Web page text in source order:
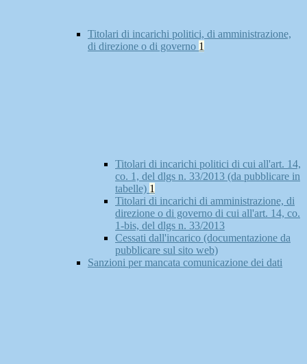
Titolari di incarichi politici, di amministrazione,
di direzione o di governo 1
Titolari di incarichi politici di cui all'art. 14,
co. 1, del dlgs n. 33/2013 (da pubblicare in
tabelle) 1
Titolari di incarichi di amministrazione, di
direzione o di governo di cui all'art. 14, co.
1-bis, del dlgs n. 33/2013
Cessati dall'incarico (documentazione da
pubblicare sul sito web)
Sanzioni per mancata comunicazione dei dati